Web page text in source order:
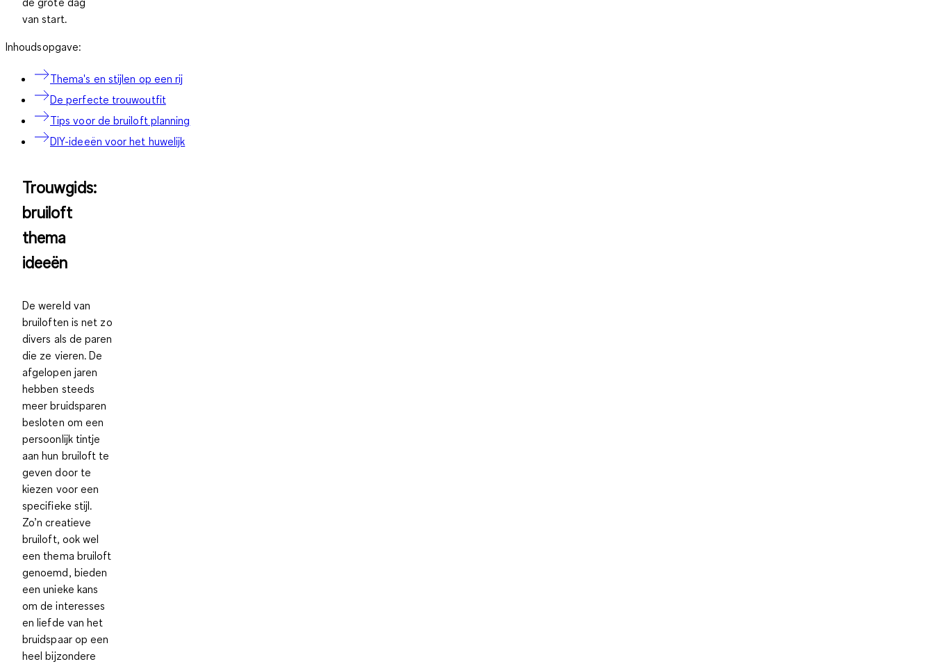
van start.
Inhoudsopgave:
Thema's en stijlen op een rij
De perfecte trouwoutfit
Tips voor de bruiloft planning
DIY-ideeën voor het huwelijk
Trouwgids:
bruiloft
thema
ideeën
De wereld van
bruiloften is net zo
divers als de paren
die ze vieren. De
afgelopen jaren
hebben steeds
meer bruidsparen
besloten om een
persoonlijk tintje
aan hun bruiloft te
geven door te
kiezen voor een
specifieke stijl.
Zo’n creatieve
bruiloft, ook wel
een thema bruiloft
genoemd, bieden
een unieke kans
om de interesses
en liefde van het
bruidspaar op een
heel bijzondere